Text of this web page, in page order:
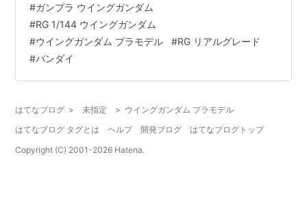
ダムW プラモデルは、バンダイ スピリッツより2021年
06月発売の予定です♪ 【Amazon】RG 1/144 XXXG-
00W0 ウイングガンダムゼロ EW プラモデル RG
1/144『ウイングガンダム』新機動戦記ガンダムW プラ
モデル【バンダイ スピリッツ】《2…
#ガンプラ ウイングガンダム
#RG 1/144 ウイングガンダム
#ウイングガンダム プラモデル #RG リアルグレード
#バンダイ
はてなブログ > 未指定 > ウイングガンダム プラモデル
はてなブログ タグとは
ヘルプ 開発ブログ
はてなブログトップ
Copyright (C) 2001-2026 Hatena.